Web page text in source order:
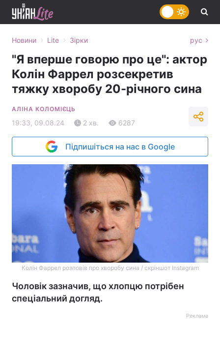
Новини › Lite › Зірки рус
"Я вперше говорю про це": актор
Колін Фаррел розсекретив
тяжку хворобу 20-річного сина
АЛІНА КОЛОМІЄЦЬ
19:33, 09.08.24 2 хв. 6287
Підпишіться на нас в Google
Колін Фаррел розповів про хворобу сина / скріншот Instagram
Чоловік зазначив, що хлопцю потрібен
спеціальний догляд.
Реклама